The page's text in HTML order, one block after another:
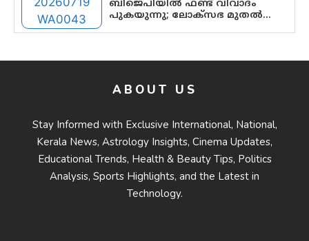
ബിജെപിയിൽ ഫണ്ട് വിവാദം
പുകയുന്നു; ലോക്സഭ മുതൽ
ആർഎസ്എസിനും കേരള
ABOUT US
Stay Informed with Exclusive International, National,
Kerala News, Astrology Insights, Cinema Updates,
Educational Trends, Health & Beauty Tips, Politics
Analysis, Sports Highlights, and the Latest in
Technology.